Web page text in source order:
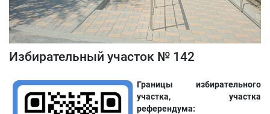
Избирательный участок № 142
Границы избирательного
участка, участка
референдума: